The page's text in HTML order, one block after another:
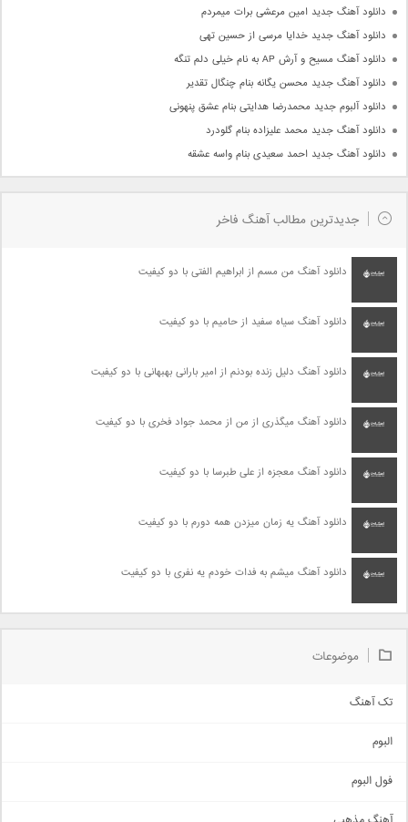
دانلود آهنگ جدید امین مرعشی برات میمردم
دانلود آهنگ جدید خدایا مرسی از حسین تهی
دانلود آهنگ مسیح و آرش AP به نام خیلی دلم تنگه
دانلود آهنگ جدید محسن یگانه بنام چنگال تقدیر
دانلود آلبوم جدید محمدرضا هدایتی بنام عشق پنهونی
دانلود آهنگ جدید محمد علیزاده بنام گلودرد
دانلود آهنگ جدید احمد سعیدی بنام واسه عشقه
جدیدترین مطالب آهنگ فاخر
دانلود آهنگ من مسم از ابراهیم الفتی با دو کیفیت
دانلود آهنگ سیاه سفید از حامیم با دو کیفیت
دانلود آهنگ دلیل زنده بودنم از امیر بارانی بهبهانی با دو کیفیت
دانلود آهنگ میگذری از من از محمد جواد فخری با دو کیفیت
دانلود آهنگ معجزه از علی طبرسا با دو کیفیت
دانلود آهنگ یه زمان میزدن همه دورم با دو کیفیت
دانلود آهنگ میشم به فدات خودم یه نفری با دو کیفیت
موضوعات
تک آهنگ
اجتماعی
البوم
فول البوم